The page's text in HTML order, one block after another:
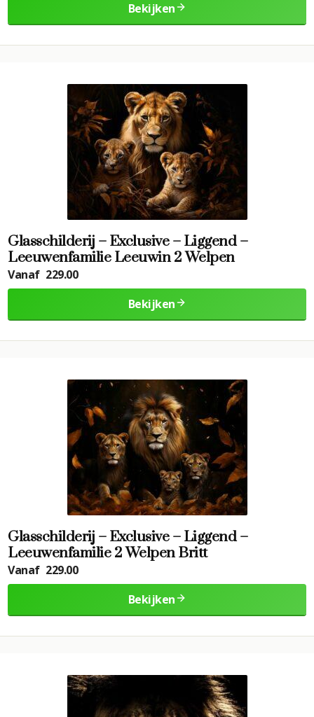
Bekijken
Glasschilderij – Exclusive – Liggend –
Leeuwenfamilie Leeuwin 2 Welpen
Vanaf 229.00
Bekijken
Glasschilderij – Exclusive – Liggend –
Leeuwenfamilie 2 Welpen Britt
Vanaf 229.00
Bekijken